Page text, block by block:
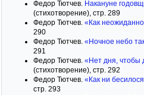
Федор Тютчев. Накануне
(стихотворение), стр. 289
Федор Тютчев. «Как
290
Федор Тютчев. «Ночное небо
291
Федор Тютчев. «Нет дня, чтобы
(стихотворение), стр. 292
Федор Тютчев. «Как ни
стр. 293